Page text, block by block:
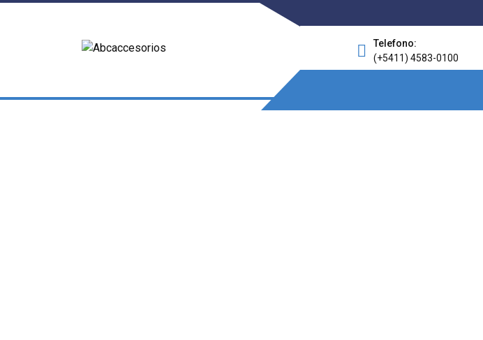
Telefono:
(+5411) 4583-0100